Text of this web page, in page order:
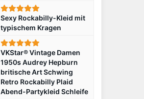
Sexy Rockabilly-Kleid mit
typischem Kragen
VKStar® Vintage Damen
1950s Audrey Hepburn
britische Art Schwing
Retro Rockabilly Plaid
Abend-Partykleid Schleife